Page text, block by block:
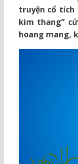
truyện cổ tích
kim thang”
hoang mang,